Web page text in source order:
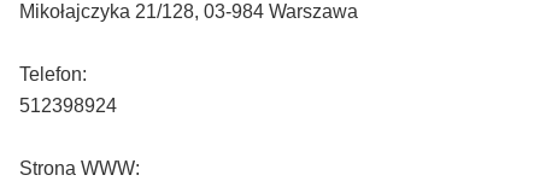
Mikołajczyka 21/128, 03-984 Warszawa
Telefon:
512398924
Strona WWW: